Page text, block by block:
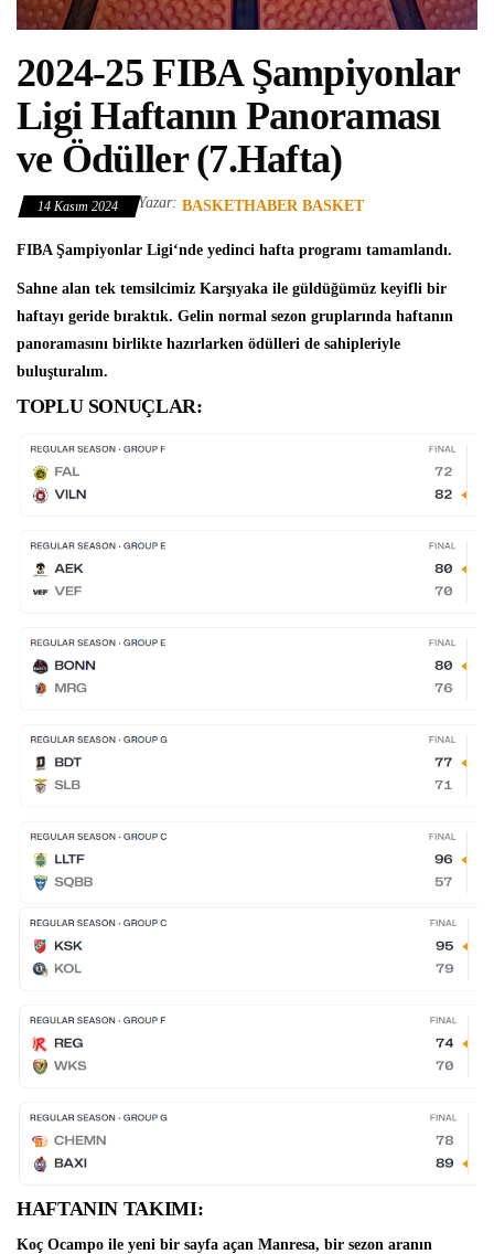
2024-25 FIBA Şampiyonlar
Ligi Haftanın Panoraması
ve Ödüller (7.Hafta)
14 Kasım 2024 Yazar: BASKETHABER BASKET
FIBA Şampiyonlar Ligi‘nde yedinci hafta programı tamamlandı.
Sahne alan tek temsilcimiz Karşıyaka ile güldüğümüz keyifli bir
haftayı geride bıraktık. Gelin normal sezon gruplarında haftanın
panoramasını birlikte hazırlarken ödülleri de sahipleriyle
buluşturalım.
TOPLU SONUÇLAR:
HAFTANIN TAKIMI:
Koç Ocampo ile yeni bir sayfa açan Manresa, bir sezon aranın